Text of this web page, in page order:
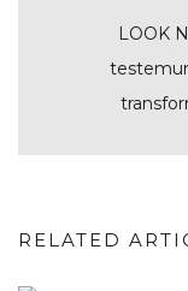
LOOK
RELATED